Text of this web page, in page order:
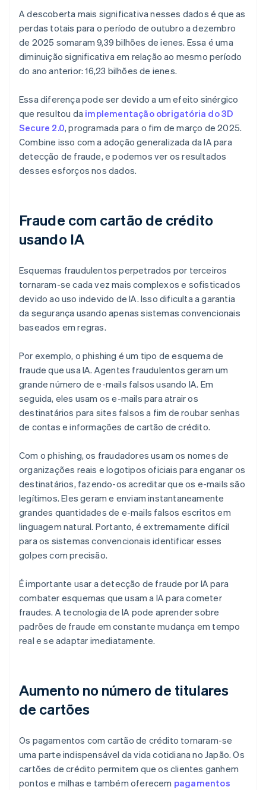
A descoberta mais significativa nesses dados é que as
perdas totais para o período de outubro a dezembro
de 2025 somaram 9,39 bilhões de ienes. Essa é uma
diminuição significativa em relação ao mesmo período
do ano anterior: 16,23 bilhões de ienes.
Essa diferença pode ser devido a um efeito sinérgico
que resultou da implementação obrigatória do 3D
Secure 2.0, programada para o fim de março de 2025.
Combine isso com a adoção generalizada da IA para
detecção de fraude, e podemos ver os resultados
desses esforços nos dados.
Fraude com cartão de crédito
usando IA
Esquemas fraudulentos perpetrados por terceiros
tornaram-se cada vez mais complexos e sofisticados
devido ao uso indevido de IA. Isso dificulta a garantia
da segurança usando apenas sistemas convencionais
baseados em regras.
Por exemplo, o phishing é um tipo de esquema de
fraude que usa IA. Agentes fraudulentos geram um
grande número de e-mails falsos usando IA. Em
seguida, eles usam os e-mails para atrair os
destinatários para sites falsos a fim de roubar senhas
de contas e informações de cartão de crédito.
Com o phishing, os fraudadores usam os nomes de
organizações reais e logotipos oficiais para enganar os
destinatários, fazendo-os acreditar que os e-mails são
legítimos. Eles geram e enviam instantaneamente
grandes quantidades de e-mails falsos escritos em
linguagem natural. Portanto, é extremamente difícil
para os sistemas convencionais identificar esses
golpes com precisão.
É importante usar a detecção de fraude por IA para
combater esquemas que usam a IA para cometer
fraudes. A tecnologia de IA pode aprender sobre
padrões de fraude em constante mudança em tempo
real e se adaptar imediatamente.
Aumento no número de titulares
de cartões
Os pagamentos com cartão de crédito tornaram-se
uma parte indispensável da vida cotidiana no Japão. Os
cartões de crédito permitem que os clientes ganhem
pontos e milhas e também oferecem pagamentos